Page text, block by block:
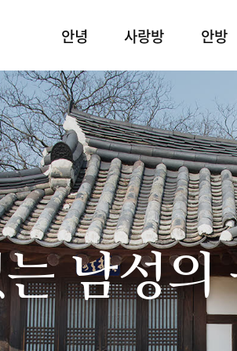
안녕 사랑방 안방
남성의